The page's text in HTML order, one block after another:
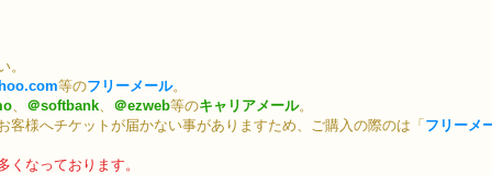
。
等のフリーメール。
＠softbank ＠ezweb等のキャリアメール。
客様へチケットが届かない事がありますため、ご購入の際のは「フリーメ
くなっております。